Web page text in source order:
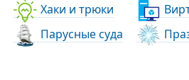
Хаки и трюки
Парусные суда